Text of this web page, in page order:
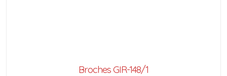
Broches GIR-148/1